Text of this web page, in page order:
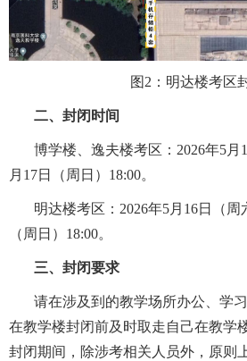
图 2 ：明达楼考区
二、封闭时间
博学楼、逸夫楼考区： 2026年5月
月 17日（周日） 18:00。
明达楼考区： 2026年5月 16日（周
（周日） 18:00。
三、封闭要求
请在涉及到的教学场所办公、学
在教学楼封闭前及时取走自己在教学
封闭期间 ， 除涉考相关人员外，原则